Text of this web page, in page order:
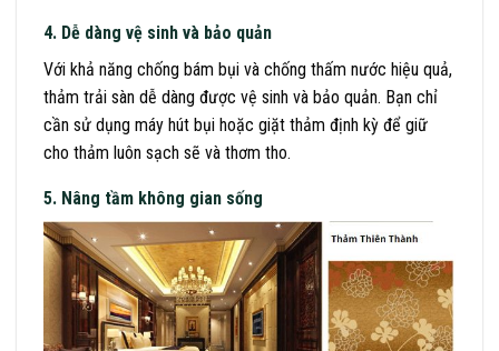
4. Dễ dàng vệ sinh và bảo quản
Với khả năng chống bám bụi và chống thấm nước hiệu quả,
thảm trải sàn dễ dàng được vệ sinh và bảo quản. Bạn chỉ
cần sử dụng máy hút bụi hoặc giặt thảm định kỳ để giữ
cho thảm luôn sạch sẽ và thơm tho.
5. Nâng tầm không gian sống